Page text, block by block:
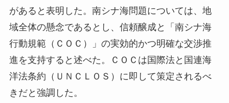
があると表明した。南シナ海問題については、地
域全体の懸念であるとし、信頼醸成と「南シナ海
行動規範（ＣＯＣ）」の実効的かつ明確な交渉推
進を支持すると述べた。ＣＯＣは国際法と国連海
洋法条約（ＵＮＣＬＯＳ）に即して策定されるべ
きだと強調した。